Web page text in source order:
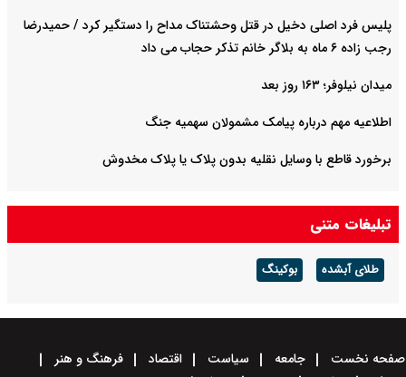
پلیس فرد اصلی دخیل در قتل وحشتناک مداح را دستگیر کرد / حمیدرضا
رجب زاده ۶ ماه به بلاگر خانم تذکر حجاب می داد
میدان نیلوفر؛ ۱۶۳ روز بعد
اطلاعیه مهم درباره پیامک مشمولان سهمیه جنگ
برخورد قاطع با وسایل نقلیه بدون پلاک یا پلاک مخدوش
تبلیغات متنی
طلای آبشده بوکینگ
صفحه نخست جامعه سیاست اقتصاد
فرهنگ و هنر